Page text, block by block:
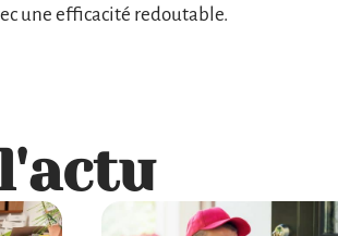
une efficacité redoutable.